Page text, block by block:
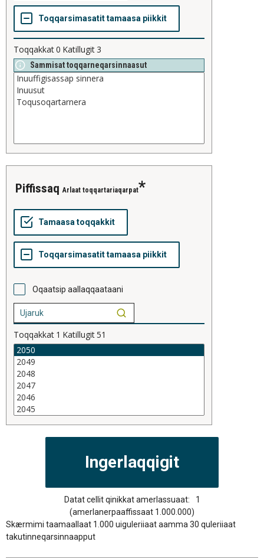
Toqqakkat0 Katillugit3
Sammisat toqqarneqarsinnaasut
piffissaq Arlaat toqqartariaqarpat
Oqaatsip aallaqqaataani
Toqqakkat 1 Katillugit51
Datat cellit qinikkat amerlassuaat:
1
(amerlanerpaaffissaat 1.000.000)
Skærmimi taamaallaat 1.000 uiguleriiaat aamma 30 quleriiaat
takutinneqarsinnaapput